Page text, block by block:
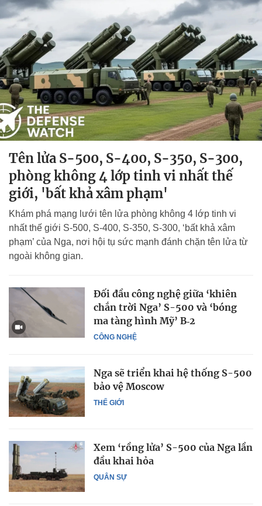
Tên lửa S-500, S-400, S-350, S-300,
phòng không 4 lớp tinh vi nhất thế
giới, 'bất khả xâm phạm'
Khám phá mạng lưới tên lửa phòng không 4 lớp tinh vi
nhất thế giới S-500, S-400, S-350, S-300, ‘bất khả xâm
phạm’ của Nga, nơi hội tụ sức mạnh đánh chặn tên lửa từ
ngoài không gian.
CÔNG NGHỆ
Đối đầu công nghệ giữa ‘khiên
chắn trời Nga’ S-500 và ‘bóng
ma tàng hình Mỹ’ B‑2
THẾ GIỚI
Nga sẽ triển khai hệ thống S-500
bảo vệ Moscow
QUÂN SỰ
Xem ‘rồng lửa’ S-500 của Nga lần
đầu khai hỏa